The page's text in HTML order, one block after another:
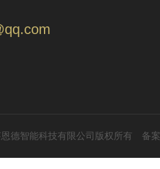
德智能科技有限公司版权所有 备